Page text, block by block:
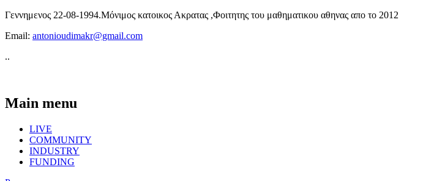
Γεννημενος 22-08-1994.Μόνιμος κατοικος Ακρατας ,Φοιτητης του μαθηματικου αθηνας απο το 2012
Email: antonioudimakr@gmail.com
..
Main menu
LIVE
COMMUNITY
INDUSTRY
FUNDING